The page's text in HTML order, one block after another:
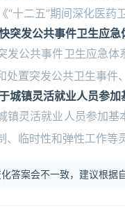
十二五”期间深化医药
突发公共事件卫生应
发公共事件卫生应急
处置突发公共卫生事
城镇灵活就业人员参
镇灵活就业人员参加
临时性和弹性工作等
答案会不一致，建议根据